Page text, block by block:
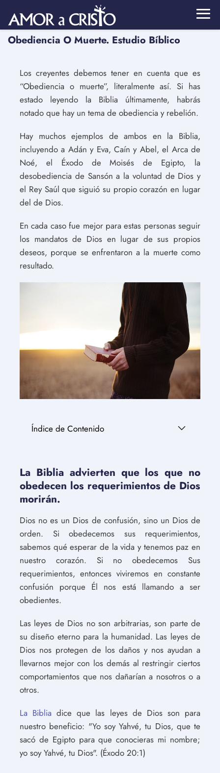
Obediencia O Muerte. Estudio Bíblico
Los creyentes debemos tener en cuenta que es
“Obediencia o muerte”, literalmente así. Si has
estado leyendo la Biblia últimamente, habrás
notado que hay un tema de obediencia y rebelión.
Hay muchos ejemplos de ambos en la Biblia,
incluyendo a Adán y Eva, Caín y Abel, el Arca de
Noé, el Éxodo de Moisés de Egipto, la
desobediencia de Sansón a la voluntad de Dios y
el Rey Saúl que siguió su propio corazón en lugar
del de Dios.
En cada caso fue mejor para estas personas seguir
los mandatos de Dios en lugar de sus propios
deseos, porque se enfrentaron a la muerte como
resultado.
Índice de Contenido
La Biblia advierten que los que no
obedecen los requerimientos de Dios
morirán.
Dios no es un Dios de confusión, sino un Dios de
orden. Si obedecemos sus requerimientos,
sabemos qué esperar de la vida y tenemos paz en
nuestro corazón. Si no obedecemos Sus
requerimientos, entonces viviremos en constante
confusión porque Él nos está llamando a ser
obedientes.
Las leyes de Dios no son arbitrarias, son parte de
su diseño eterno para la humanidad. Las leyes de
Dios nos protegen de los daños y nos ayudan a
llevarnos mejor con los demás al restringir ciertos
comportamientos que nos dañarían a nosotros o a
otros.
La Biblia dice que las leyes de Dios son para
nuestro beneficio: "Yo soy Yahvé, tu Dios, que te
sacó de Egipto para que conocieras mi nombre;
yo soy Yahvé, tu Dios". (Éxodo 20:1)